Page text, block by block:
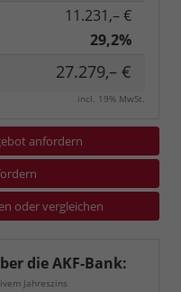
11.231,– €
29,2%
27.279,– €
incl. 19% MwSt.
anfordern
oder vergleichen
die AKF-Bank:
Jahreszins